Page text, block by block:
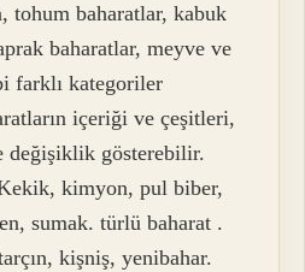
tohum baharatlar, kabuk
baharatlar, meyve ve
farklı kategoriler
içeriği ve çeşitleri,
değişiklik gösterebilir.
kimyon, pul biber,
sumak. türlü baharat .
kişniş, yenibahar.